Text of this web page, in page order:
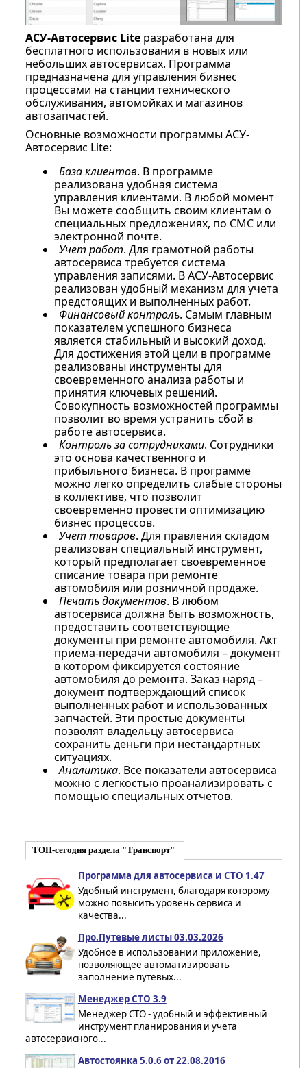
АСУ-Автосервис Liteразработана для
бесплатного использования в новых или
небольших автосервисах. Программа
предназначена для управления бизнес
процессами на станции технического
обслуживания, автомойках и магазинов
автозапчастей.
Основные возможности программы АСУ-
Автосервис Lite:
База клиентов. В программе
реализована удобная система
управления клиентами. В любой момент
Вы можете сообщить своим клиентам о
специальных предложениях, по СМС или
электронной почте.
Учет работ. Для грамотной работы
автосервиса требуется система
управления записями. В АСУ-Автосервис
реализован удобный механизм для учета
предстоящих и выполненных работ.
Финансовый контроль. Самым главным
показателем успешного бизнеса
является стабильный и высокий доход.
Для достижения этой цели в программе
реализованы инструменты для
своевременного анализа работы и
принятия ключевых решений.
Совокупность возможностей программы
позволит во время устранить сбой в
работе автосервиса.
Контроль за сотрудниками. Сотрудники
это основа качественного и
прибыльного бизнеса. В программе
можно легко определить слабые стороны
в коллективе, что позволит
своевременно провести оптимизацию
бизнес процессов.
Учет товаров. Для правления складом
реализован специальный инструмент,
который предполагает своевременное
списание товара при ремонте
автомобиля или розничной продаже.
Печать документов. В любом
автосервиса должна быть возможность,
предоставить соответствующие
документы при ремонте автомобиля. Акт
приема-передачи автомобиля – документ
в котором фиксируется состояние
автомобиля до ремонта. Заказ наряд –
документ подтверждающий список
выполненных работ и использованных
запчастей. Эти простые документы
позволят владельцу автосервиса
сохранить деньги при нестандартных
ситуациях.
Аналитика. Все показатели автосервиса
можно с легкостью проанализировать с
помощью специальных отчетов.
ТОП-сегодня раздела "Транспорт"
Программа для автосервиса и СТО 1.47
Удобный инструмент, благодаря которому
можно повысить уровень сервиса и
качества...
Про.Путевые листы 03.03.2026
Удобное в использовании приложение,
позволяющее автоматизировать
заполнение путевых...
Менеджер СТО 3.9
Менеджер СТО - удобный и эффективный
инструмент планирования и учета
автосервисного...
Автостоянка 5.0.6 от 22.08.2016